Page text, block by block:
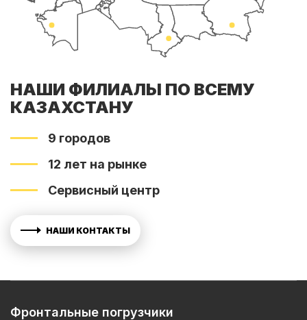
НАШИ ФИЛИАЛЫ ПО ВСЕМУ
КАЗАХСТАНУ
9 городов
12 лет на рынке
Сервисный центр
НАШИ КОНТАКТЫ
Фронтальные погрузчики